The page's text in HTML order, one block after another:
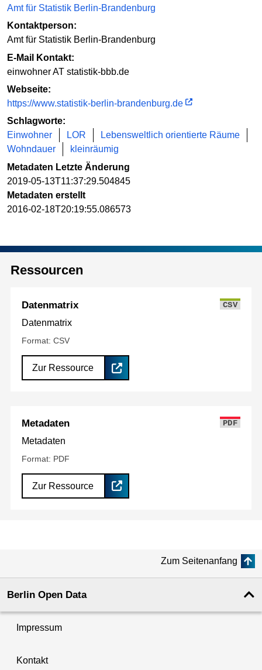
Amt für Statistik Berlin-Brandenburg
Kontaktperson:
Amt für Statistik Berlin-Brandenburg
E-Mail Kontakt:
einwohner AT statistik-bbb.de
Webseite:
https://www.statistik-berlin-brandenburg.de
Schlagworte:
Einwohner
LOR
Lebensweltlich orientierte Räume
Wohndauer
kleinräumig
Metadaten Letzte Änderung
2019-05-13T11:37:29.504845
Metadaten erstellt
2016-02-18T20:19:55.086573
Ressourcen
Datenmatrix CSV
Datenmatrix
Format: CSV
Zur Ressource
Metadaten PDF
Metadaten
Format: PDF
Zur Ressource
Zum Seitenanfang
Berlin Open Data
Impressum
Kontakt